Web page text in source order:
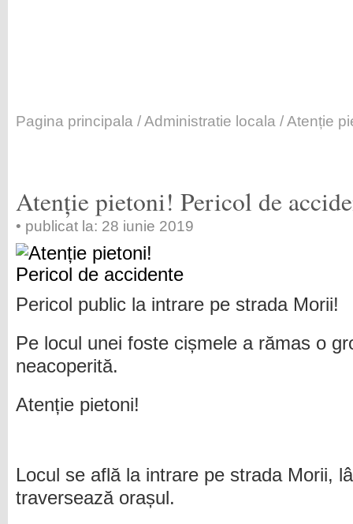
Pagina principala /Administratie locala / Atenție
Atenție pietoni! Pericol de
• publicat la: 28 iunie 2019
Pericol public la intrare pe strada Morii!
Pe locul unei foste cișmele a rămas o
neacoperită.
Atenție pietoni!
Locul se află la intrare pe strada Morii,
traversează orașul.